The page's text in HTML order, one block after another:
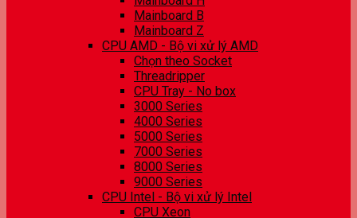
Mainboard B
Mainboard Z
CPU AMD - Bộ vi xử lý AMD
Chọn theo Socket
Threadripper
CPU Tray - No box
3000 Series
4000 Series
5000 Series
7000 Series
8000 Series
9000 Series
CPU Intel - Bộ vi xử lý Intel
CPU Xeon